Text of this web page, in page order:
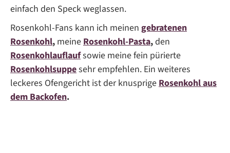
einfach den Speck weglassen.
Rosenkohl-Fans kann ich meinen gebratenen
Rosenkohl, meineRosenkohl-Pasta,den
Rosenkohlauflaufsowie meine fein pürierte
Rosenkohlsuppesehr empfehlen. Ein weiteres
leckeres Ofengericht ist der knusprigeRosenkohl aus
dem Backofen.